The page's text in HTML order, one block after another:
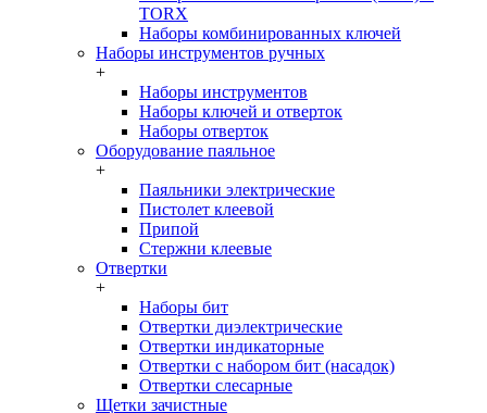
TORX
Наборы комбинированных ключей
Наборы инструментов ручных
+
Наборы инструментов
Наборы ключей и отверток
Наборы отверток
Оборудование паяльное
+
Паяльники электрические
Пистолет клеевой
Припой
Стержни клеевые
Отвертки
+
Наборы бит
Отвертки диэлектрические
Отвертки индикаторные
Отвертки с набором бит (насадок)
Отвертки слесарные
Щетки зачистные